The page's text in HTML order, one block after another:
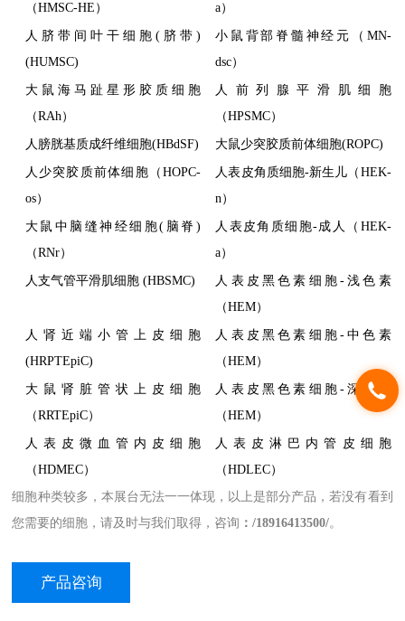
（HMSC-HE）
a）
人脐带间叶干细胞(脐带)
(HUMSC)
小鼠背部脊髓神经元（MN-
dsc）
大鼠海马趾星形胶质细胞
（RAh）
人前列腺平滑肌细胞
（HPSMC）
人膀胱基质成纤维细胞(HBdSF) 大鼠少突胶质前体细胞(ROPC)
人少突胶质前体细胞（HOPC-
os）
人表皮角质细胞-新生儿（HEK-
n）
大鼠中脑缝神经细胞(脑脊)
（RNr）
人表皮角质细胞-成人（HEK-
a）
人支气管平滑肌细胞 (HBSMC)
人表皮黑色素细胞-浅色素
（HEM）
人肾近端小管上皮细胞
(HRPTEpiC)
人表皮黑色素细胞-中色素
（HEM）
大鼠肾脏管状上皮细胞
（RRTEpiC）
人表皮黑色素细胞-深色素
（HEM）
人表皮微血管内皮细胞
（HDMEC）
人表皮淋巴内管皮细胞
（HDLEC）
细胞种类较多，本展台无法一一体现 ， 以上是部分产品，若没有看到
您需要的细胞，请及时与我们取得，咨询 ：/18916413500/。
产品咨询